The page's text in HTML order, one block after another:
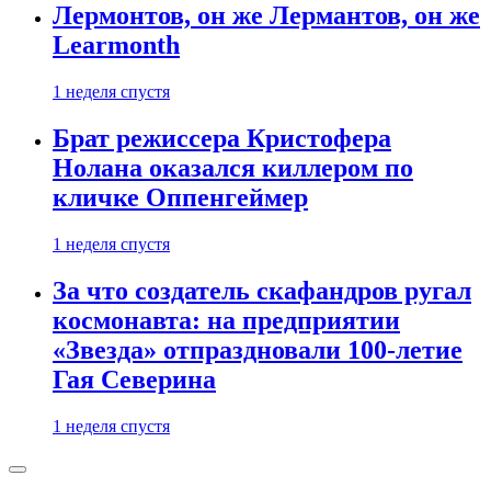
Лермонтов, он же Лермантов, он же
Learmonth
1 неделя спустя
Брат режиссера Кристофера
Нолана оказался киллером по
кличке Оппенгеймер
1 неделя спустя
За что создатель скафандров ругал
космонавта: на предприятии
«Звезда» отпраздновали 100-летие
Гая Северина
1 неделя спустя